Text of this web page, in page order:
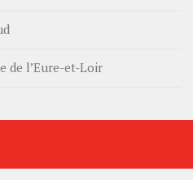
de l’Eure-et-Loir